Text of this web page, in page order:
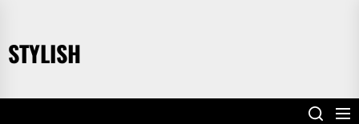
вмісту
STYLISH